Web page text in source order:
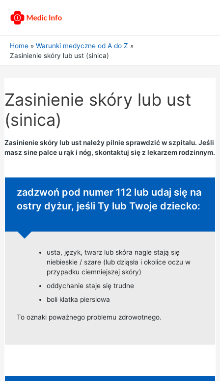
Home
Warunki medyczne od A do Z
Zasinienie skóry lub ust (sinica)
Zasinienie skóry lub ust
(sinica)
Zasinienie skóry lub ust należy pilnie sprawdzić w szpitalu. Jeśli
masz sine palce u rąk i nóg, skontaktuj się z lekarzem rodzinnym.
Wymagane natychmiastowe działanie:
zadzwoń pod numer 112 lub udaj się na
ostry dyżur, jeśli Ty lub Twoje dziecko:
usta, język, twarz lub skóra nagle stają się
niebieskie / szare (lub dziąsła i okolice oczu w
przypadku ciemniejszej skóry)
oddychanie staje się trudne
boli klatka piersiowa
To oznaki poważnego problemu zdrowotnego.